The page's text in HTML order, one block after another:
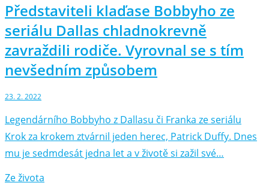
Představiteli klaďase Bobbyho ze
seriálu Dallas chladnokrevně
zavraždili rodiče. Vyrovnal se s tím
nevšedním způsobem
23. 2. 2022
Legendárního Bobbyho z Dallasu či Franka ze seriálu
Krok za krokem ztvárnil jeden herec, Patrick Duffy. Dnes
mu je sedmdesát jedna let a v životě si zažil své…
Ze života